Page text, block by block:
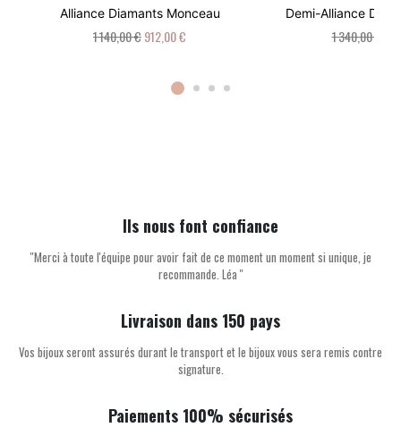
Alliance Diamants Monceau
1 140,00 €912,00 €
Demi-Alliance
1 340,00 €
Ils nous font confiance
''Merci à toute l'équipe pour avoir fait de ce moment un moment si unique, je
recommande. Léa ''
Livraison dans 150 pays
Vos bijoux seront assurés durant le transport et le bijoux vous sera remis contre
signature.
Paiements 100% sécurisés